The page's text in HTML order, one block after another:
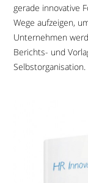
gerade innovative
Wege aufzeigen,
Unternehmen
Berichts- und
Selbstorganisation.